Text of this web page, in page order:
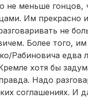
не меньше
Им прекрасно
не
Более того,
Рабиновича едва
хотя бы
Надо
соглашениях. И